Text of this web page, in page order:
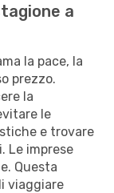
a
la pace, la
prezzo.
la
le
e trovare
Le imprese
Questa
viaggiare